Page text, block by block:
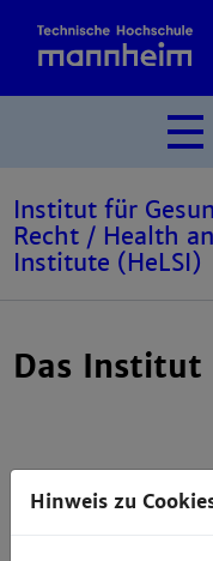
Institut für
Recht / Health
Institute (HeLSI)
Das Institut
Hinweis zu